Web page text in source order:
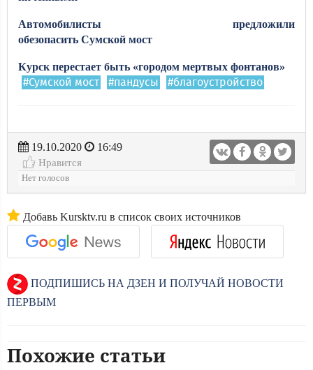
Автомобилисты предложили
обезопасить Сумской мост
Курск перестает быть «городом мертвых фонтанов»
#Сумской мост #пандусы #благоустройство
19.10.2020
16:49
Нравится
Нет голосов
Добавь Kursktv.ru в список своих источников
ПОДПИШИСЬ НА ДЗЕН И ПОЛУЧАЙ НОВОСТИ
ПЕРВЫМ
Похожие статьи